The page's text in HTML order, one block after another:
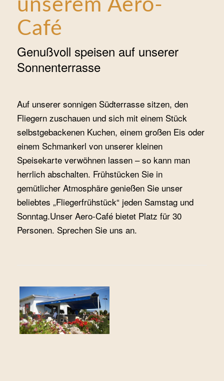
unserem Aero-
Café
Genußvoll speisen auf unserer
Sonnenterrasse
Auf unserer sonnigen Südterrasse sitzen, den
Fliegern zuschauen und sich mit einem Stück
selbstgebackenen Kuchen, einem großen Eis oder
einem Schmankerl von unserer kleinen
Speisekarte verwöhnen lassen – so kann man
herrlich abschalten. Frühstücken Sie in
gemütlicher Atmosphäre genießen Sie unser
beliebtes „Fliegerfrühstück“ jeden Samstag und
Sonntag.Unser Aero-Café bietet Platz für 30
Personen. Sprechen Sie uns an.